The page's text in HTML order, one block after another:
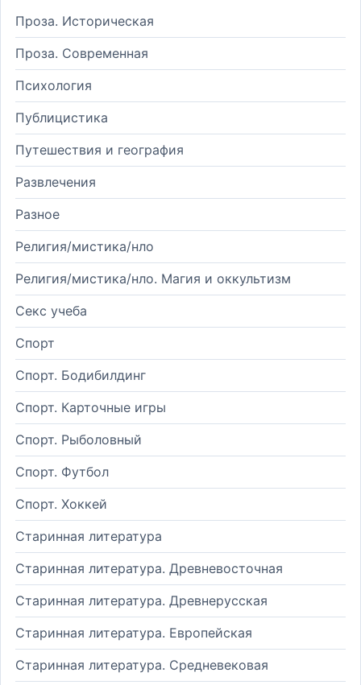
Проза. Историческая
Проза. Современная
Психология
Публицистика
Путешествия и география
Развлечения
Разное
Религия/мистика/нло
Религия/мистика/нло. Магия и оккультизм
Секс учеба
Спорт
Спорт. Бодибилдинг
Спорт. Карточные игры
Спорт. Рыболовный
Спорт. Футбол
Спорт. Хоккей
Старинная литература
Старинная литература. Древневосточная
Старинная литература. Древнерусская
Старинная литература. Европейская
Старинная литература. Средневековая